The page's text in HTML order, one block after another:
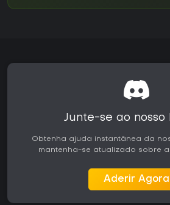
Junte-se ao nosso
Obtenha ajuda instantânea da
mantenha-se atualizado sobre
Aderir Agora